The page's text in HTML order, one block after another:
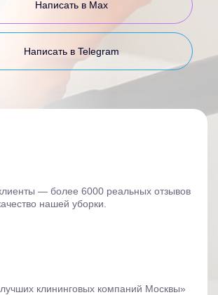
Написать в Max
Написать в Telegram
— более 6000 реальных отзывов
нашей уборки.
клининговых компаний Москвы»